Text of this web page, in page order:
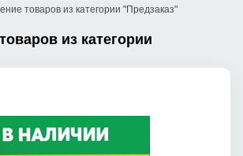
товаров из категории "Предзаказ"
из категории